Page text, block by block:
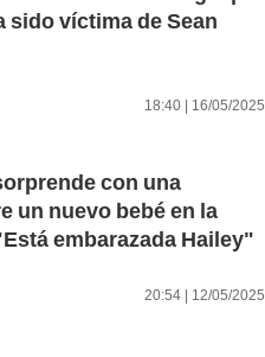
sido víctima de Sean
18:40 | 16/05/2025
con una
un nuevo bebé en la
embarazada Hailey"
20:54 | 12/05/2025